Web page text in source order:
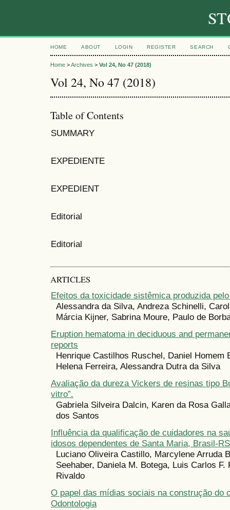
HOME ABOUT LOGIN REGISTER SEARCH
Home >Archives > Vol 24, No 47 (2018)
Vol 24, No 47 (2018)
Table of Contents
SUMMARY
EXPEDIENTE
EXPEDIENT
Editorial
Editorial
ARTICLES
Efeitos da toxicidade sistêmica produzida
Alessandra da Silva, Andreza Schinelli,
Márcia Kijner, Sabrina Moure, Paulo de
Eruption hematoma in deciduous and
reports
Henrique Castilhos Ruschel, Daniel Homem
Helena Ferreira, Alessandra Dutra da Silva
Avaliação da dureza Vickers de resinas tipo
vitro”.
Gabriela Silveira Dalcin, Karen da Rosa
dos Santos
Influência da qualificação de cuidadores na
idosos dependentes de Santa Maria, Brasil-RS
Luciano Oliveira Castillo, Marcylene Arruda
Seehaber, Daniela M. Botega, Luis Carlos
Rivaldo
O papel das mídias sociais na construção do
Odontologia